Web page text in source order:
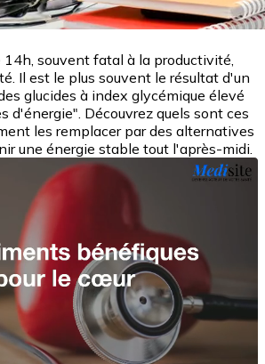
14h, souvent fatal à la productivité,
Il est le plus souvent le résultat d'un
glucides à index glycémique élevé
d'énergie". Découvrez quels sont ces
les remplacer par des alternatives
une énergie stable tout l'après-midi.